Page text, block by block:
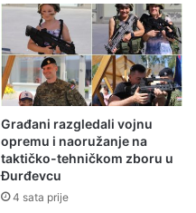
Građani razgledali vojnu
opremu i naoružanje na
taktičko-tehničkom zboru u
Đurđevcu
4 sata prije